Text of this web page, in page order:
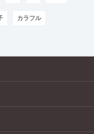
カラフル